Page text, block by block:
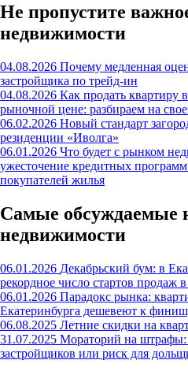
Не пропустите
недвижимости
04.08.2026 Почему медленная
застройщика по трейд-ин
04.08.2026 Как продать квартиру
рыночной цене: разбираем на
06.02.2026 Новый стандарт
резиденции «Иволга»
06.01.2026 Что будет с рынком
ужесточение кредитных
покупателей жилья
Самые обсуждаемые
недвижимости
06.01.2026 Декабрьский бум: в
рекордное число стартов продаж
06.01.2026 Парадокс рынка:
Екатеринбурга дешевеют к
06.08.2025 Летние скидки на
31.07.2025 Мораторий на штрафы:
застройщиков или риск для